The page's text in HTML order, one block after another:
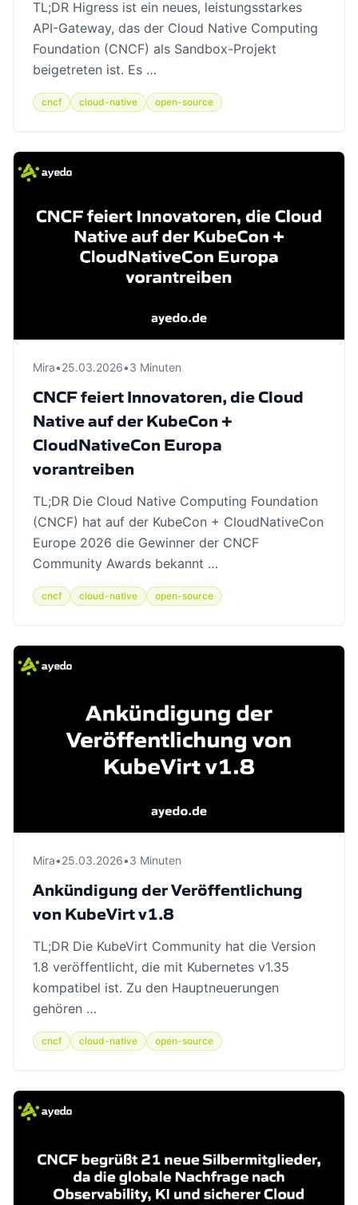
TL;DR Higress ist ein neues, leistungsstarkes
API-Gateway, das der Cloud Native Computing
Foundation (CNCF) als Sandbox-Projekt
beigetreten ist. Es …
cncf cloud-native open-source
Mira•25.03.2026•3 Minuten
CNCF feiert Innovatoren, die Cloud
Native auf der KubeCon +
CloudNativeCon Europa
vorantreiben
TL;DR Die Cloud Native Computing Foundation
(CNCF) hat auf der KubeCon + CloudNativeCon
Europe 2026 die Gewinner der CNCF
Community Awards bekannt …
cncf cloud-native open-source
Mira•25.03.2026•3 Minuten
Ankündigung der Veröffentlichung
von KubeVirt v1.8
TL;DR Die KubeVirt Community hat die Version
1.8 veröffentlicht, die mit Kubernetes v1.35
kompatibel ist. Zu den Hauptneuerungen
gehören …
cncf cloud-native open-source